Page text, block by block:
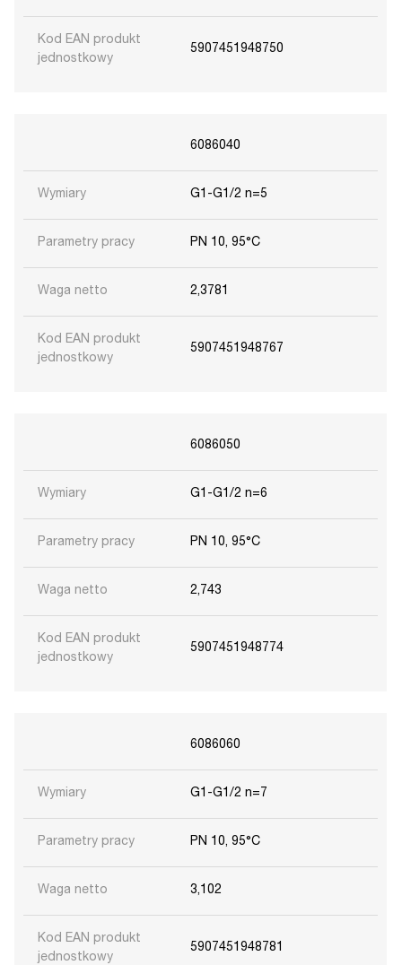
Kod EAN produkt
jednostkowy
5907451948750
6086040
Wymiary G1-G1/2 n=5
Parametry pracy PN 10, 95°C
Waga netto 2,3781
Kod EAN produkt
jednostkowy
5907451948767
6086050
Wymiary G1-G1/2 n=6
Parametry pracy PN 10, 95°C
Waga netto 2,743
Kod EAN produkt
jednostkowy
5907451948774
6086060
Wymiary G1-G1/2 n=7
Parametry pracy PN 10, 95°C
Waga netto 3,102
Kod EAN produkt
jednostkowy
5907451948781